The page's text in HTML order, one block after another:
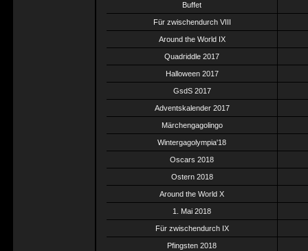
Buffet
Für zwischendurch VIII
Around the World IX
Quadriddle 2017
Halloween 2017
GsdS 2017
Adventskalender 2017
Märchengagolingo
Wintergagolympia'18
Oscars 2018
Ostern 2018
Around the World X
1. Mai 2018
Für zwischendurch IX
Pfingsten 2018